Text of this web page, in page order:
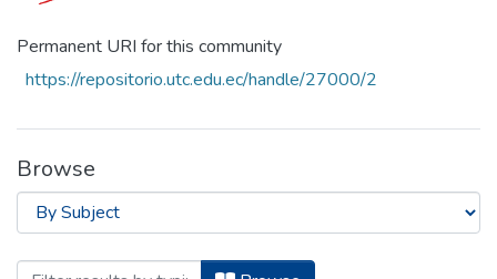
Permanent URI for this community
https://repositorio.utc.edu.ec/handle/27000/2
Browse